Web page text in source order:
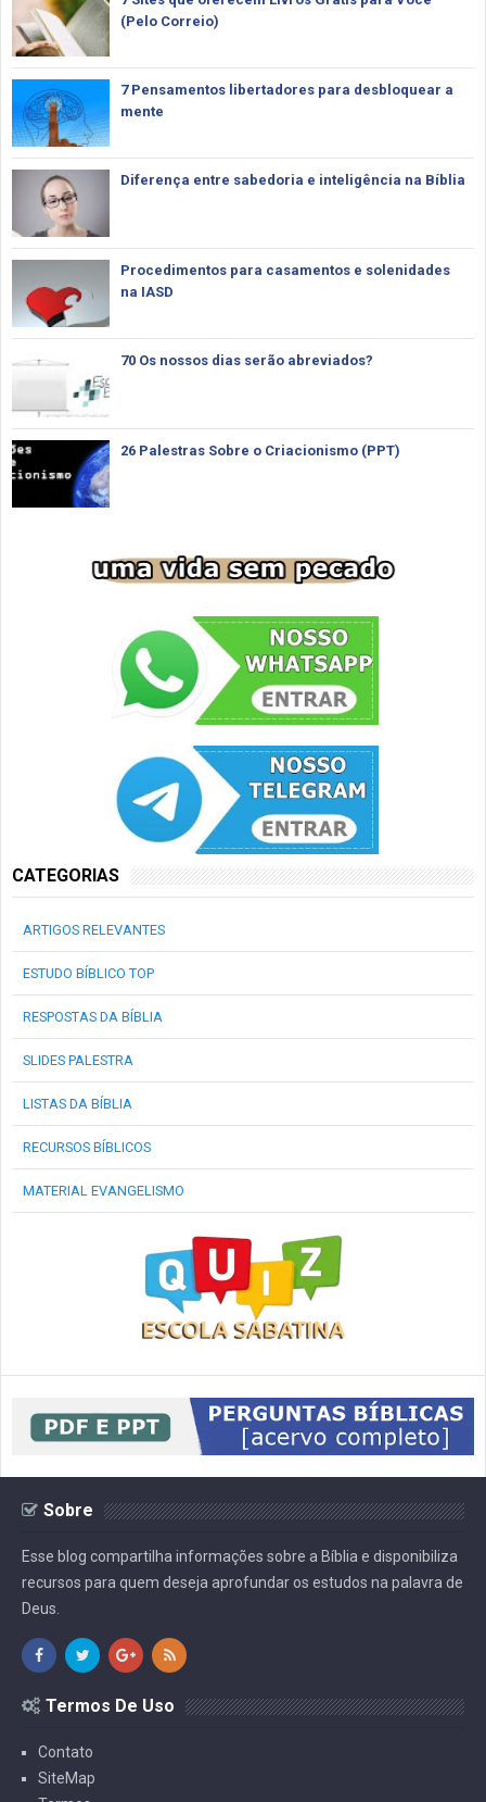
(Pelo Correio)
7 Pensamentos libertadores para desbloquear a
mente
Diferença entre sabedoria e inteligência na Bíblia
Procedimentos para casamentos e solenidades
na IASD
70 Os nossos dias serão abreviados?
26 Palestras Sobre o Criacionismo (PPT)
CATEGORIAS
ARTIGOS RELEVANTES
ESTUDO BÍBLICO TOP
RESPOSTAS DA BÍBLIA
SLIDES PALESTRA
LISTAS DA BÍBLIA
RECURSOS BÍBLICOS
MATERIAL EVANGELISMO
Sobre
Esse blog compartilha informações sobre a Bíblia e disponibiliza
recursos para quem deseja aprofundar os estudos na palavra de
Deus.
Termos De Uso
Contato
SiteMap